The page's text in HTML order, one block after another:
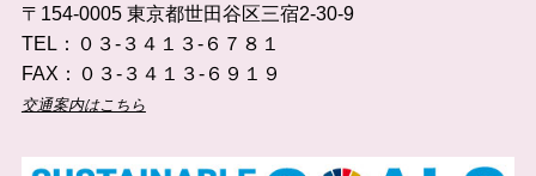
〒154-0005 東京都世田谷区三宿2-30-9
TEL：０３-３４１３-６７８１
FAX：０３-３４１３-６９１９
交通案内はこちら